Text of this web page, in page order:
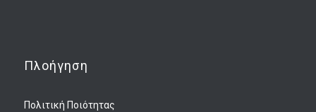
Πλοήγηση
Πολιτική Ποιότητας